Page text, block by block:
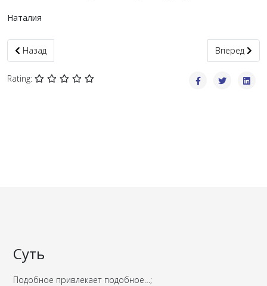
Наталия
Предыдущий: Если есть хотя бы один человек
Назад Следующий:
Вперед
Rating:
Суть
Подобное привлекает подобное…;